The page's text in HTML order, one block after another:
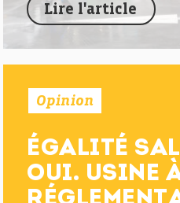
Lire l'article
Opinion
ÉGALITÉ
OUI. USINE